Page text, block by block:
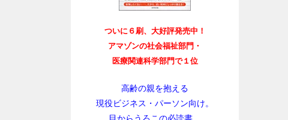
ついに６刷、大好評発売中！
アマゾンの社会福祉部門・
医療関連科学部門で１位
高齢の親を抱える
現役ビジネス・パーソン向け。
目からうろこの必読書。